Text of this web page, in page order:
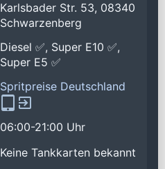
Karlsbader Str. 53, 08340
Schwarzenberg
Diesel ✅, Super E10 ✅,
Super E5 ✅
Spritpreise Deutschland
06:00-21:00 Uhr
Keine Tankkarten bekannt